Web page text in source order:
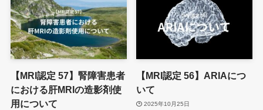
【MRI認定 57】腎障害患者
における肝MRIの造影剤使
用について
【MRI認定 56】ARIAにつ
いて
2025年10月25日